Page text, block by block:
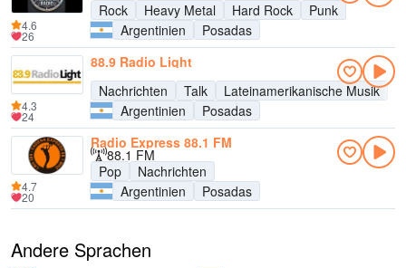
Rock
Heavy Metal Hard Rock
Punk
Argentinien
Posadas
4.6
26
88.9 Radio Light
Nachrichten
Talk
Lateinamerikanische Musik
Argentinien
Posadas
4.3
24
Radio Express 88.1 FM
88.1 FM
Pop
Nachrichten
Argentinien
Posadas
4.7
20
Andere Sprachen